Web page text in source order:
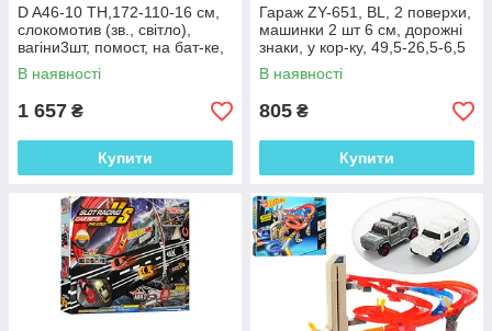
D A46-10 TH,172-110-16 см,
слокомотив (зв., світло),
вагіни3шт, помост, на бат-ке,
у кор-ку,56-41-9 см
В наявності
1 657 ₴
Купити
Гараж ZY-651, BL, 2 поверхи,
машинки 2 шт 6 см, дорожні
знаки, у кор-ку, 49,5-26,5-6,5
см
В наявності
805 ₴
Купити